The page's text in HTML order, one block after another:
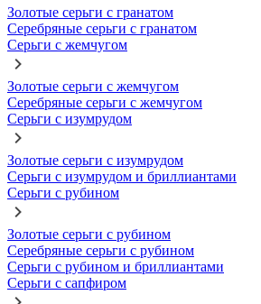
Золотые серьги с гранатом
Серебряные серьги с гранатом
Серьги с жемчугом
Золотые серьги с жемчугом
Серебряные серьги с жемчугом
Серьги с изумрудом
Золотые серьги с изумрудом
Серьги с изумрудом и бриллиантами
Серьги с рубином
Золотые серьги с рубином
Серебряные серьги с рубином
Серьги с рубином и бриллиантами
Серьги с сапфиром